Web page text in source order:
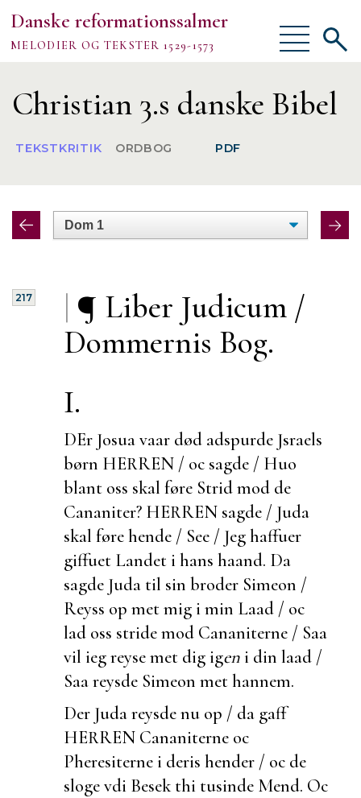
Danske reformationssalmer
MELODIER OG TEKSTER 1529-1573
Vis/skjul
menu
Om
TEKSTER
MELODIER
Vis/
Christian 3.s danske Bibel
TEKSTKRITIK ORDBOG PDF
|
217
¶ Liber Judicum /
Dommernis Bog.
I.
DEr Josua vaar død adspurde Jsraels
børn HERREN / oc sagde / Huo
blant oss skal føre Strid mod de
Cananiter? HERREN sagde / Juda
skal føre hende / See / Jeg haffuer
giffuet Landet i hans haand. Da
sagde Juda til sin broder Simeon /
Reyss op met mig i min Laad / oc
lad oss stride mod Cananiterne / Saa
vil ieg reyse met dig igeni din laad /
Saa reysde Simeon met hannem.
Der Juda reysde nu op / da gaff
HERREN Cananiterne oc
Pheresiterne i deris hender / oc de
sloge vdi Besek thi tusinde Mend. Oc